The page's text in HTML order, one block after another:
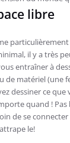
libre
particulièrement
il y a très
entraîner à
de matériel (une
dessiner ce que
quand !
de se
le!